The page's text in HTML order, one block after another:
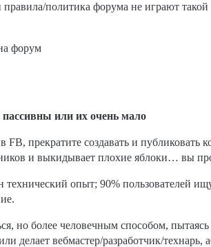
правила/политика форума не играют
форум
пассивны или их очень мало
FB, прекратите создавать и
и выкидывает плохие яблоки… вы
опыт; 90% пользователей
но более человечным способом,
делает вебмастер/разработчик/технарь,